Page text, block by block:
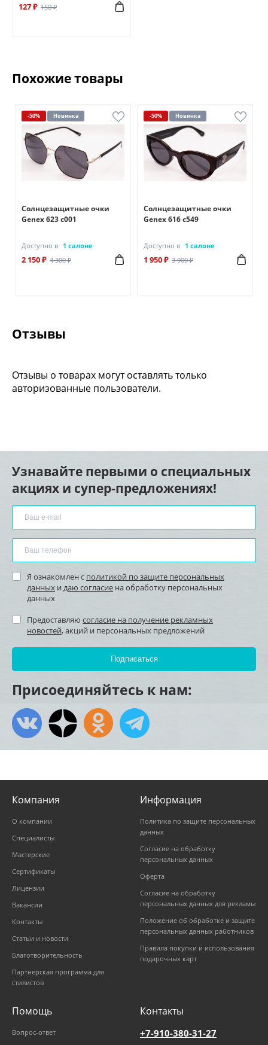
127 ₽ 150 ₽
Похожие товары
-50% Новинка
Солнцезащитные очки
Genex 623 с001
Доступно в 1 салоне
2 150 ₽ 4 300 ₽
-50% Новинка
Солнцезащитные очки
Genex 616 с549
Доступно в 1 салоне
1 950 ₽ 3 900 ₽
Отзывы
Отзывы о товарах могут оставлять только
авторизованные пользователи.
Узнавайте первыми о специальных
акциях и супер-предложениях!
Я ознакомлен с политикой по защите персональных
данных и даю согласие на обработку персональных
данных
Предоставляю согласие на получение рекламных
новостей, акций и персональных предложений
Присоединяйтесь к нам:
Компания
О компании
Специалисты
Мастерские
Сертификаты
Лицензии
Вакансии
Контакты
Статьи и новости
Благотворительность
Партнерская программа для
стилистов
Информация
Политика по защите персональных
данных
Согласие на обработку
персональных данных
Оферта
Согласие на обработку
персональных данных для рекламы
Положение об обработке и защите
персональных данных работников
Правила покупки и использования
подарочных карт
Помощь
Вопрос-ответ
Контакты
+7-910-380-31-27